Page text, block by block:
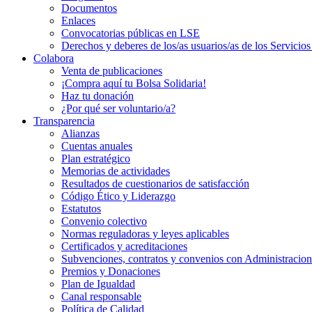
Documentos
Enlaces
Convocatorias públicas en LSE
Derechos y deberes de los/as usuarios/as de los
Colabora
Venta de publicaciones
¡Compra aquí tu Bolsa Solidaria!
Haz tu donación
¿Por qué ser voluntario/a?
Transparencia
Alianzas
Cuentas anuales
Plan estratégico
Memorias de actividades
Resultados de cuestionarios de satisfacción
Código Ético y Liderazgo
Estatutos
Convenio colectivo
Normas reguladoras y leyes aplicables
Certificados y acreditaciones
Subvenciones, contratos y convenios con
Premios y Donaciones
Plan de Igualdad
Canal responsable
Política de Calidad